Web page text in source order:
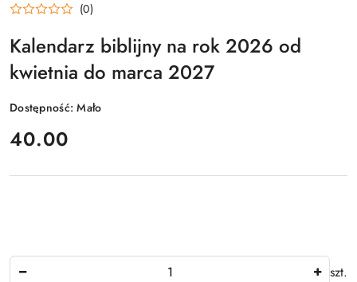
(0)
Kalendarz biblijny na rok 2026 od
kwietnia do marca 2027
Dostępność:Mało
cena:
40.00
szt.